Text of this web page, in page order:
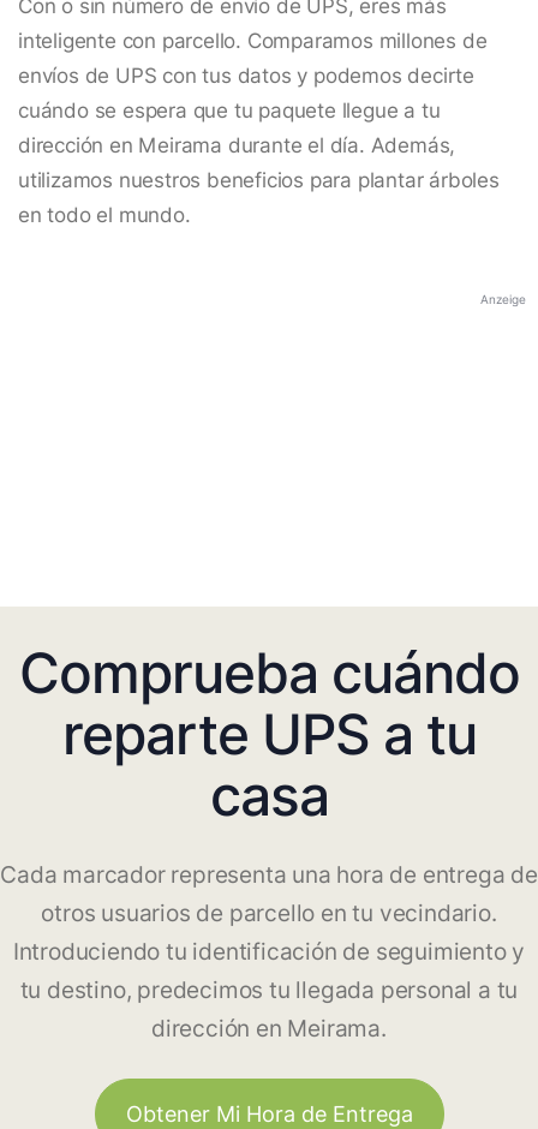
Con o sin número de envío de UPS, eres más
inteligente con parcello. Comparamos millones de
envíos de UPS con tus datos y podemos decirte
cuándo se espera que tu paquete llegue a tu
dirección en Meirama durante el día. Además,
utilizamos nuestros beneficios para plantar árboles
en todo el mundo.
Anzeige
Comprueba cuándo
reparte UPS a tu
casa
Cada marcador representa una hora de entrega de
otros usuarios de parcello en tu vecindario.
Introduciendo tu identificación de seguimiento y
tu destino, predecimos tu llegada personal a tu
dirección en Meirama.
Obtener Mi Hora de Entrega